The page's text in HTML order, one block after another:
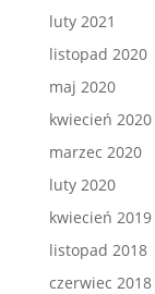
luty 2021
listopad 2020
maj 2020
kwiecień 2020
marzec 2020
luty 2020
kwiecień 2019
listopad 2018
czerwiec 2018